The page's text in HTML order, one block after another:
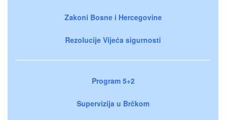
Zakoni Bosne i Hercegovine
Rezolucije Vijeća sigurnosti
Program 5+2
Supervizija u Brčkom